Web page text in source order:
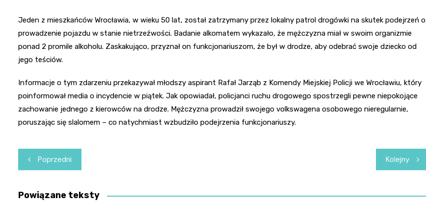
Jeden z mieszkańców Wrocławia, w wieku 50 lat, został zatrzymany przez lokalny patrol drogówki na skutek podejrzeń o
prowadzenie pojazdu w stanie nietrzeźwości. Badanie alkomatem wykazało, że mężczyzna miał w swoim organizmie
ponad 2 promile alkoholu. Zaskakująco, przyznał on funkcjonariuszom, że był w drodze, aby odebrać swoje dziecko od
jego teściów.
Informacje o tym zdarzeniu przekazywał młodszy aspirant Rafał Jarząb z Komendy Miejskiej Policji we Wrocławiu, który
poinformował media o incydencie w piątek. Jak opowiadał, policjanci ruchu drogowego spostrzegli pewne niepokojące
zachowanie jednego z kierowców na drodze. Mężczyzna prowadził swojego volkswagena osobowego nieregularnie,
poruszając się slalomem – co natychmiast wzbudziło podejrzenia funkcjonariuszy.
Nawigacja
wpisu
Poprzedni Kolejny
Powiązane teksty